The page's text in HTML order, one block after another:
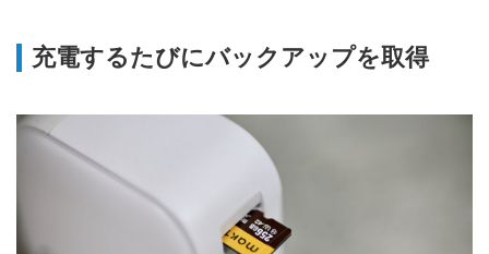
充電するたびにバックアップを取得